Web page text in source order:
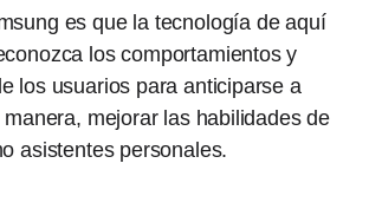
es que la tecnología de aquí
los comportamientos y
los usuarios para anticiparse a
mejorar las habilidades de
asistentes personales.